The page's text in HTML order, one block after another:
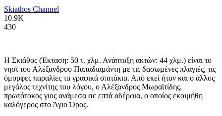
Skiathos Channel
10.9K
430
Η Σκιάθος (Έκταση: 50 τ. χλμ. Ανάπτυξη ακτών: 44 χλμ.) είναι το
νησί του Αλέξανδρου Παπαδιαμάντη με τις δασωμένες πλαγιές, τις
όμορφες παραλίες τα γραφικά σπιτάκια. Από εκεί ήταν και ο άλλος
μεγάλος τεχνίτης του λόγου, ο Αλέξανδρος Μωραϊτίδης,
πρωτότοκος γιος ανάμεσα σε επτά αδέρφια, ο οποίος εκοιμήθη
καλόγερος στο Άγιο Όρος.